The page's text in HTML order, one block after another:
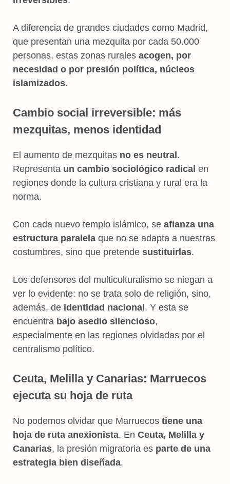
A diferencia de grandes ciudades como Madrid,
que presentan una mezquita por cada 50.000
personas, estas zonas rurales acogen, por
necesidad o por presión política, núcleos
islamizados.
Cambio social irreversible: más
mezquitas, menos identidad
El aumento de mezquitas no es neutral.
Representa un cambio sociológico radical en
regiones donde la cultura cristiana y rural era la
norma.
Con cada nuevo templo islámico, se afianza una
estructura paralela que no se adapta a nuestras
costumbres, sino que pretende sustituirlas.
Los defensores del multiculturalismo se niegan a
ver lo evidente: no se trata solo de religión, sino,
además, de identidad nacional. Y esta se
encuentra bajo asedio silencioso,
especialmente en las regiones olvidadas por el
centralismo político.
Ceuta, Melilla y Canarias: Marruecos
ejecuta su hoja de ruta
No podemos olvidar que Marruecos tiene una
hoja de ruta anexionista. En Ceuta, Melilla y
Canarias, la presión migratoria es parte de una
estrategia bien diseñada.